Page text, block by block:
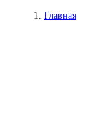
Главная